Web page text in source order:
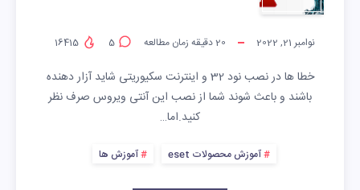
نوامبر 21, 2022 20دقیقه زمان مطالعه 5
خطا ها در نصب نود 32 و اینترنت سکیوریتی شاید آزار دهنده
باشند و باعث شوند شما از نصب این آنتی ویروس صرف نظر
کنید.اما…
آموزش محصولات eset آموزش ها